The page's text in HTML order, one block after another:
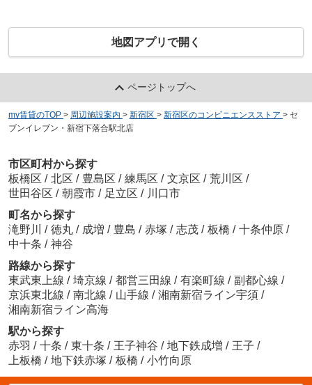
地図アプリで開く
ページトップへ
my賃貸のTOP > 周辺施設案内 > 新宿区 > 新宿区のコンビニエンスストア > セ
ブンイレブン・新宿下落合駅北店
市区町村から探す
板橋区 / 北区 / 豊島区 / 練馬区 / 文京区 / 荒川区 /
世田谷区 / 朝霞市 / 足立区 / 川口市
町名から探す
滝野川 / 徳丸 / 成増 / 豊島 / 赤塚 / 志茂 / 板橋 / 十条仲原 /
中十条 / 神谷
路線から探す
東武東上線 / 埼京線 / 都営三田線 / 有楽町線 / 副都心線 /
京浜東北線 / 南北線 / 山手線 / 湘南新宿ライン宇須 /
湘南新宿ライン高海
駅から探す
赤羽 / 十条 / 東十条 / 王子神谷 / 地下鉄成増 / 王子 /
上板橋 / 地下鉄赤塚 / 板橋 / 小竹向原